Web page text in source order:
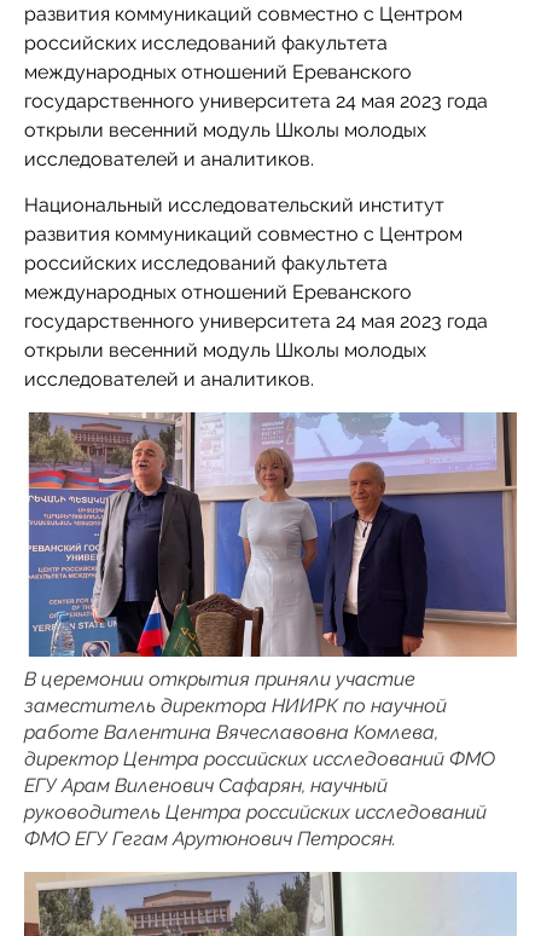
развития коммуникаций совместно с Центром
российских исследований факультета
международных отношений Ереванского
государственного университета 24 мая 2023 года
открыли весенний модуль Школы молодых
исследователей и аналитиков.
Национальный исследовательский институт
развития коммуникаций совместно с Центром
российских исследований факультета
международных отношений Ереванского
государственного университета 24 мая 2023 года
открыли весенний модуль Школы молодых
исследователей и аналитиков.
В церемонии открытия приняли участие
заместитель директора НИИРК по научной
работе Валентина Вячеславовна Комлева,
директор Центра российских исследований ФМО
ЕГУ Арам Виленович Сафарян, научный
руководитель Центра российских исследований
ФМО ЕГУ Гегам Арутюнович Петросян.